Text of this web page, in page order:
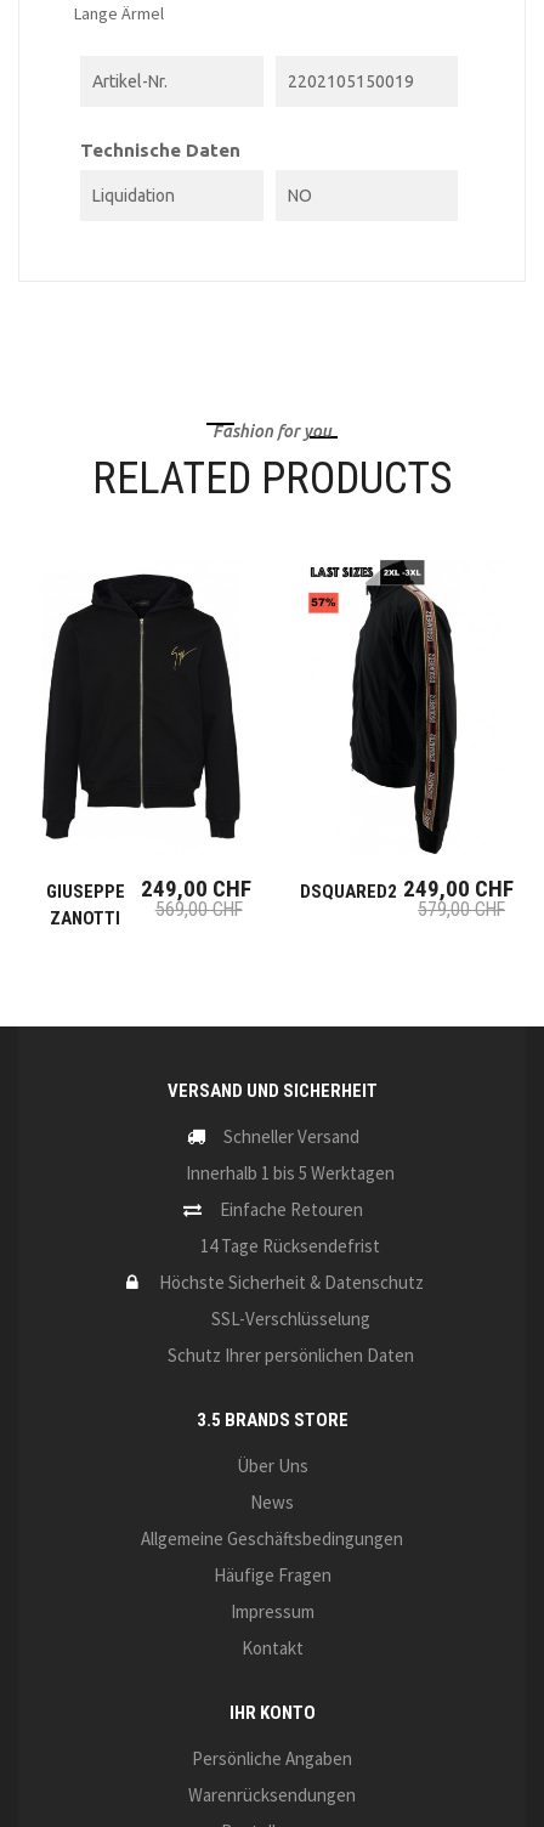
Lange Ärmel
Artikel-Nr. 2202105150019
Technische Daten
Liquidation NO
Fashion for you
RELATED PRODUCTS
GIUSEPPE
ZANOTTI
249,00 CHF
569,00 CHF
DSQUARED2 249,00 CHF
579,00 CHF
VERSAND UND SICHERHEIT
Schneller Versand
Innerhalb 1 bis 5 Werktagen
Einfache Retouren
14 Tage Rücksendefrist
Höchste Sicherheit & Datenschutz
SSL-Verschlüsselung
Schutz Ihrer persönlichen Daten
3.5 BRANDS STORE
Über Uns
News
Allgemeine Geschäftsbedingungen
Häufige Fragen
Impressum
Kontakt
IHR KONTO
Persönliche Angaben
Warenrücksendungen